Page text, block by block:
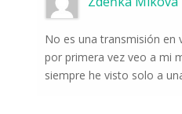
No es una transmisión en
por primera vez veo a mi
siempre he visto solo a